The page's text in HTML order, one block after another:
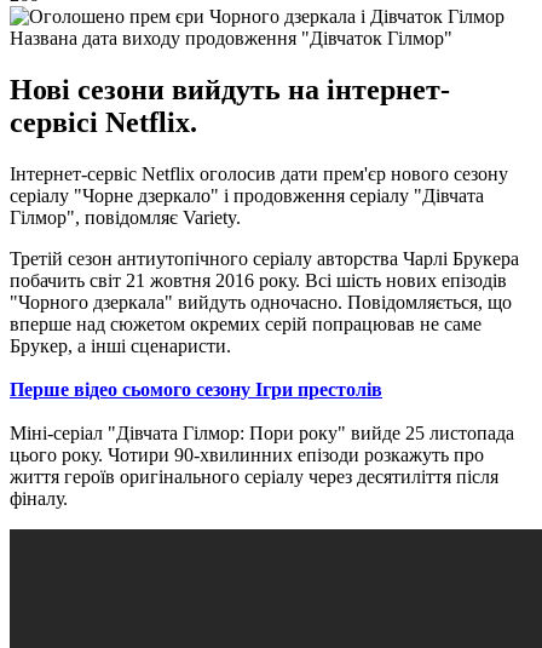
Названа дата виходу продовження "Дівчаток Гілмор"
Нові сезони вийдуть на інтернет-
сервісі Netflix.
Інтернет-сервіс Netflix оголосив дати прем'єр нового сезону
серіалу "Чорне дзеркало" і продовження серіалу "Дівчата
Гілмор", повідомляє Variety.
Третій сезон антиутопічного серіалу авторства Чарлі Брукера
побачить світ 21 жовтня 2016 року. Всі шість нових епізодів
"Чорного дзеркала" вийдуть одночасно. Повідомляється, що
вперше над сюжетом окремих серій попрацював не саме
Брукер, а інші сценаристи.
Перше відео сьомого сезону Ігри престолів
Міні-серіал "Дівчата Гілмор: Пори року" вийде 25 листопада
цього року. Чотири 90-хвилинних епізоди розкажуть про
життя героїв оригінального серіалу через десятиліття після
фіналу.